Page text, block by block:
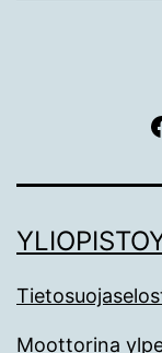
Moottorina